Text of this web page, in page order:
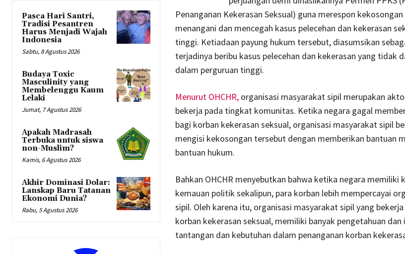
Pasca Hari Santri,
Tradisi Pesantren
Harus Menjadi Wajah
Indonesia
Sabtu, 8 Agustus 2026
Budaya Toxic
Masculinity yang
Membelenggu Kaum
Lelaki
Jumat, 7 Agustus 2026
Apakah Madrasah
Terbuka untuk siswa
non-Muslim?
Kamis, 6 Agustus 2026
Akhir Dominasi Dolar:
Lanskap Baru Tatanan
Ekonomi Dunia?
Rabu, 5 Agustus 2026
Penanganan Kekerasan Seksual) guna merespon
menangani dan mencegah kasus pelecehan dan kekerasan
tinggi. Ketiadaan payung hukum tersebut, diasumsikan
terjadinya beribu kasus pelecehan dan kekerasan yang tidak
dalam perguruan tinggi.
Menurut OHCHR,organisasi masyarakat sipil merupakan
bekerja pada tingkat komunitas. Ketika negara gagal
bagi korban kekerasan seksual, organisasi masyarakat sipil
mengisi kekosongan tersebut dengan memberikan bantuan
bantuan hukum.
Bahkan OHCHR menyebutkan bahwa ketika negara memiliki
kemauan politik sekalipun, para korban lebih mempercayai
sipil. Oleh karena itu, organisasi masyarakat sipil yang
korban kekerasan seksual, memiliki banyak pengetahuan
tantangan dan kebutuhan dalam penanganan korban